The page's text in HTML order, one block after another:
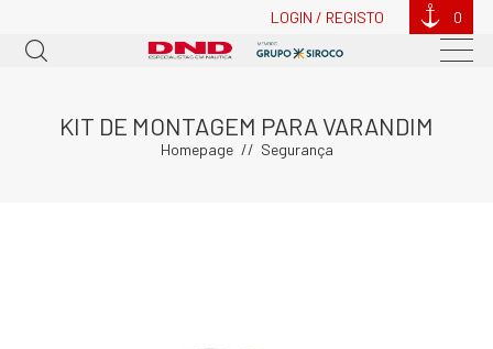
LOGIN / REGISTO 0
KIT DE MONTAGEM PARA VARANDIM
Homepage Segurança